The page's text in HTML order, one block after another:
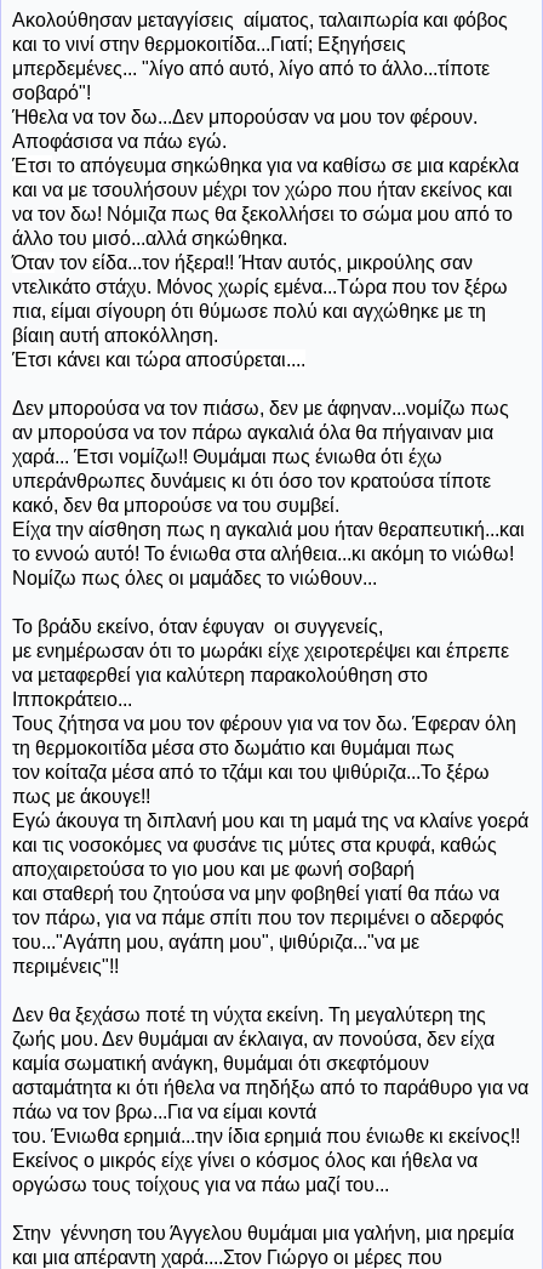
Ακολούθησαν μεταγγίσεις αίματος, ταλαιπωρία και φόβος
και το νινί στην θερμοκοιτίδα...Γιατί; Εξηγήσεις
μπερδεμένες... "λίγο από αυτό, λίγο από το άλλο...τίποτε
σοβαρό"!
Ήθελα να τον δω...Δεν μπορούσαν να μου τον φέρουν.
Αποφάσισα να πάω εγώ.
Έτσι το απόγευμα σηκώθηκα για να καθίσω σε μια καρέκλα
και να με τσουλήσουν μέχρι τον χώρο που ήταν εκείνος και
να τον δω! Νόμιζα πως θα ξεκολλήσει το σώμα μου από το
άλλο του μισό...αλλά σηκώθηκα.
Όταν τον είδα...τον ήξερα!! Ήταν αυτός, μικρούλης σαν
ντελικάτο στάχυ. Μόνος χωρίς εμένα...Τώρα που τον ξέρω
πια, είμαι σίγουρη ότι θύμωσε πολύ και αγχώθηκε με τη
βίαιη αυτή αποκόλληση.
Έτσι κάνει και τώρα αποσύρεται....
Δεν μπορούσα να τον πιάσω, δεν με άφηναν...νομίζω πως
αν μπορούσα να τον πάρω αγκαλιά όλα θα πήγαιναν μια
χαρά... Έτσι νομίζω!! Θυμάμαι πως ένιωθα ότι έχω
υπεράνθρωπες δυνάμεις κι ότι όσο τον κρατούσα τίποτε
κακό, δεν θα μπορούσε να του συμβεί.
Είχα την αίσθηση πως η αγκαλιά μου ήταν θεραπευτική...και
το εννοώ αυτό! Το ένιωθα στα αλήθεια...κι ακόμη το νιώθω!
Νομίζω πως όλες οι μαμάδες το νιώθουν...
Το βράδυ εκείνο, όταν έφυγαν οι συγγενείς,
με ενημέρωσαν ότι το μωράκι είχε χειροτερέψει και έπρεπε
να μεταφερθεί για καλύτερη παρακολούθηση στο
Ιπποκράτειο...
Τους ζήτησα να μου τον φέρουν για να τον δω. Έφεραν όλη
τη θερμοκοιτίδα μέσα στο δωμάτιο και θυμάμαι πως
τον κοίταζα μέσα από το τζάμι και του ψιθύριζα...Το ξέρω
πως με άκουγε!!
Εγώ άκουγα τη διπλανή μου και τη μαμά της να κλαίνε γοερά
και τις νοσοκόμες να φυσάνε τις μύτες στα κρυφά, καθώς
αποχαιρετούσα το γιο μου και με φωνή σοβαρή
και σταθερή του ζητούσα να μην φοβηθεί γιατί θα πάω να
τον πάρω, για να πάμε σπίτι που τον περιμένει ο αδερφός
του..."Αγάπη μου, αγάπη μου", ψιθύριζα..."να με
περιμένεις"!!
Δεν θα ξεχάσω ποτέ τη νύχτα εκείνη. Τη μεγαλύτερη της
ζωής μου. Δεν θυμάμαι αν έκλαιγα, αν πονούσα, δεν είχα
καμία σωματική ανάγκη, θυμάμαι ότι σκεφτόμουν
ασταμάτητα κι ότι ήθελα να πηδήξω από το παράθυρο για να
πάω να τον βρω...Για να είμαι κοντά
του. Ένιωθα ερημιά...την ίδια ερημιά που ένιωθε κι εκείνος!!
Εκείνος ο μικρός είχε γίνει ο κόσμος όλος και ήθελα να
οργώσω τους τοίχους για να πάω μαζί του...
Στην γέννηση του Άγγελου θυμάμαι μια γαλήνη, μια ηρεμία
και μια απέραντη χαρά....Στον Γιώργο οι μέρες που